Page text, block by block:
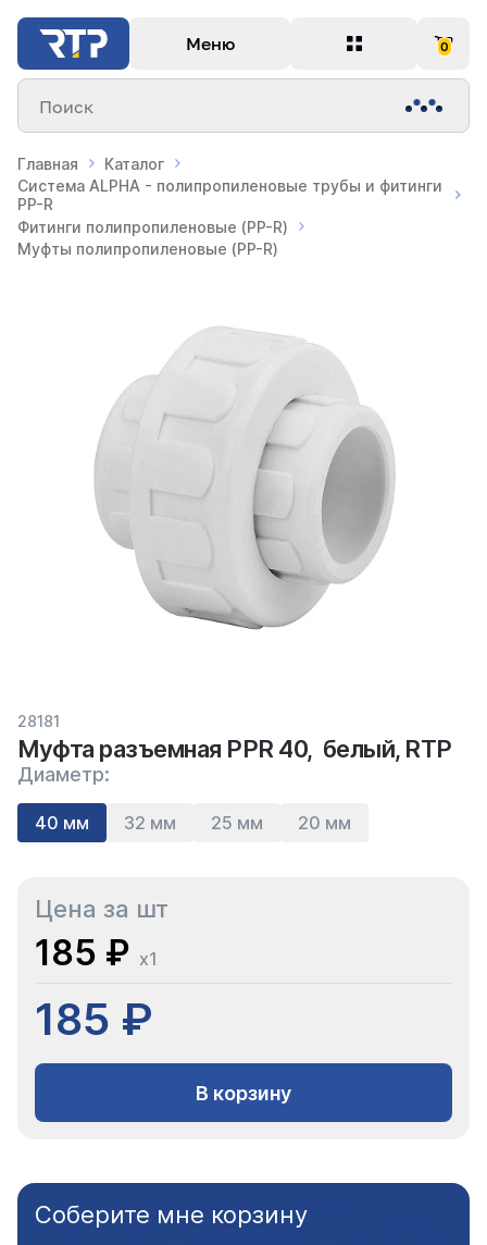
Меню 0
Поиск
Главная
Каталог
Система ALPHA - полипропиленовые трубы и фитинги
PP-R
Фитинги полипропиленовые (PP-R)
Муфты полипропиленовые (PP-R)
28181
Муфта разъемная PPR 40, белый, RTP
Диаметр:
40 мм 32 мм 25 мм 20 мм
Цена за шт
185 ₽ x1
185 ₽
В корзину
Соберите мне корзину